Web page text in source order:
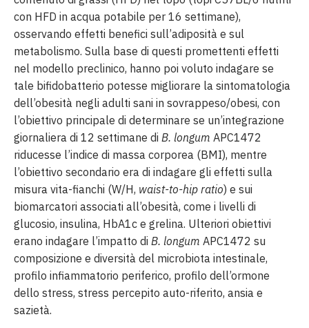
con HFD in acqua potabile per 16 settimane),
osservando effetti benefici sull’adiposità e sul
metabolismo. Sulla base di questi promettenti effetti
nel modello preclinico, hanno poi voluto indagare se
tale bifidobatterio potesse migliorare la sintomatologia
dell’obesità negli adulti sani in sovrappeso/obesi, con
l’obiettivo principale di determinare se un’integrazione
giornaliera di 12 settimane di B. longum APC1472
riducesse l’indice di massa corporea (BMI), mentre
l’obiettivo secondario era di indagare gli effetti sulla
misura vita-fianchi (W/H, waist-to-hip ratio) e sui
biomarcatori associati all’obesità, come i livelli di
glucosio, insulina, HbA1c e grelina. Ulteriori obiettivi
erano indagare l’impatto di B. longum APC1472 su
composizione e diversità del microbiota intestinale,
profilo infiammatorio periferico, profilo dell’ormone
dello stress, stress percepito auto-riferito, ansia e
sazietà.